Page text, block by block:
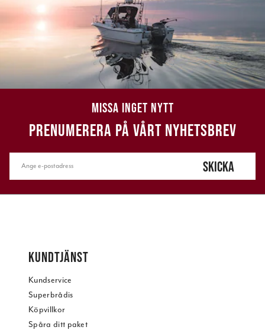
MISSA INGET NYTT
PRENUMERERA PÅ VÅRT NYHETSBREV
SKICKA
KUNDTJÄNST
Kundservice
Superbrådis
Köpvillkor
Spåra ditt paket